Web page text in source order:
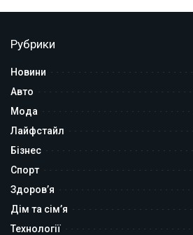
Рубрики
Новини
Авто
Мода
Лайфстайл
Бізнес
Спорт
Здоров’я
Дім та сім’я
Технології